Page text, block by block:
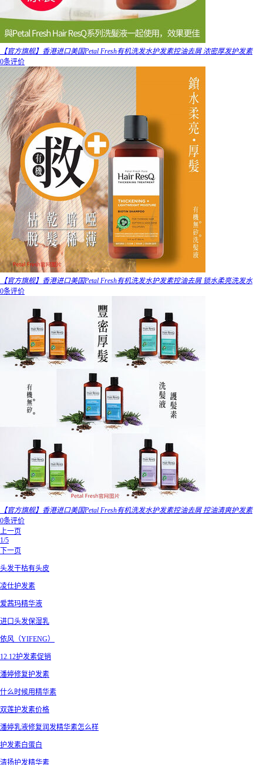
【官方旗舰】香港进口美国Petal Fresh有机洗发水护发素控油去屑 浓密厚发护发素
0条评价
【官方旗舰】香港进口美国Petal Fresh有机洗发水护发素控油去屑 锁水柔亮洗发水
0条评价
【官方旗舰】香港进口美国Petal Fresh有机洗发水护发素控油去屑 控油清爽护发素
0条评价
上一页
1/5
下一页
头发干枯有头皮
凌仕护发素
爱茜玛精华液
进口头发保湿乳
依风（YIFENG）
12.12护发素促销
潘婷修复护发素
什么时候用精华素
双莲护发素价格
潘婷乳液修复润发精华素怎么样
护发素白蛋白
清扬护发精华素